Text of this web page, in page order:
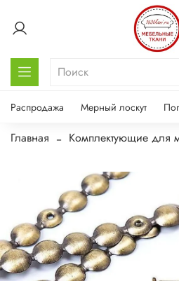
Распродажа Мерный лоскут
Главная Комплектующие для